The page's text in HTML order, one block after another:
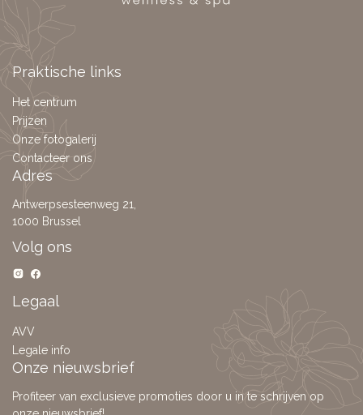
Praktische links
Het centrum
Prijzen
Onze fotogalerij
Contacteer ons
Adres
Antwerpsesteenweg 21,
1000 Brussel
Volg ons
Legaal
AVV
Legale info
Onze nieuwsbrief
Profiteer van exclusieve promoties door u in te schrijven op